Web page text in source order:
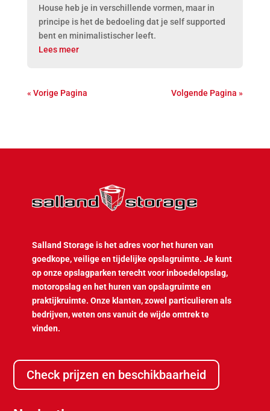
House heb je in verschillende vormen, maar in
principe is het de bedoeling dat je self supported
bent en minimalistischer leeft.
Lees meer
« Vorige Pagina Volgende Pagina »
Salland Storage is het adres voor het huren van
goedkope, veilige en tijdelijke opslagruimte. Je kunt
op onze opslagparken terecht voor inboedelopslag,
motoropslag en het huren van opslagruimte en
praktijkruimte. Onze klanten, zowel particulieren als
bedrijven, weten ons vanuit de wijde omtrek te
vinden.
Check prijzen en beschikbaarheid